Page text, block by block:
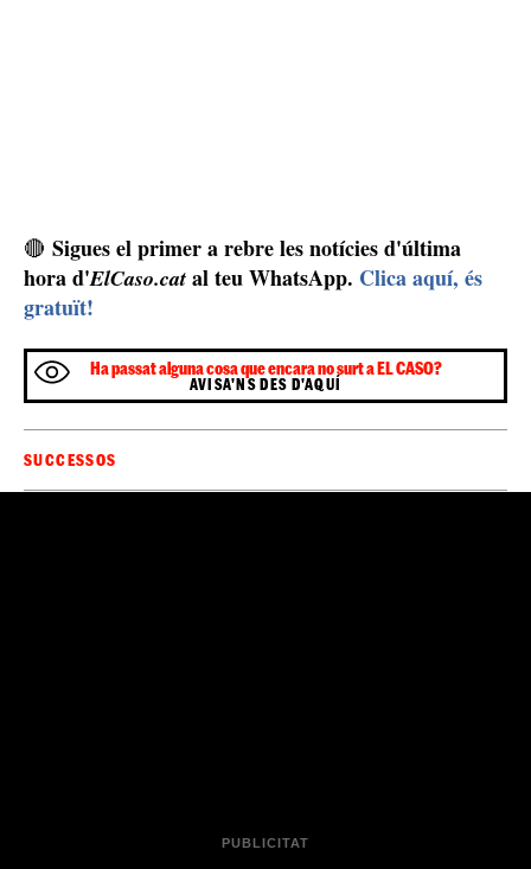
🔴 Sigues el primer a rebre les notícies d'última
hora d'ElCaso.cat al teu WhatsApp. Clica aquí, és
gratuït!
Ha passat alguna cosa que encara no surt a EL CASO?
AVISA'NS DES D'AQUÍ
SUCCESSOS